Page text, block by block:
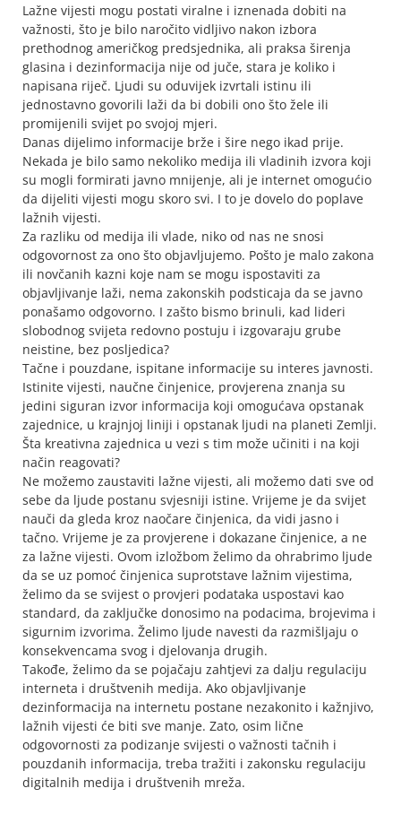
Lažne vijesti mogu postati viralne i iznenada dobiti na
važnosti, što je bilo naročito vidljivo nakon izbora
prethodnog američkog predsjednika, ali praksa širenja
glasina i dezinformacija nije od juče, stara je koliko i
napisana riječ. Ljudi su oduvijek izvrtali istinu ili
jednostavno govorili laži da bi dobili ono što žele ili
promijenili svijet po svojoj mjeri.
Danas dijelimo informacije brže i šire nego ikad prije.
Nekada je bilo samo nekoliko medija ili vladinih izvora koji
su mogli formirati javno mnijenje, ali je internet omogućio
da dijeliti vijesti mogu skoro svi. I to je dovelo do poplave
lažnih vijesti.
Za razliku od medija ili vlade, niko od nas ne snosi
odgovornost za ono što objavljujemo. Pošto je malo zakona
ili novčanih kazni koje nam se mogu ispostaviti za
objavljivanje laži, nema zakonskih podsticaja da se javno
ponašamo odgovorno. I zašto bismo brinuli, kad lideri
slobodnog svijeta redovno postuju i izgovaraju grube
neistine, bez posljedica?
Tačne i pouzdane, ispitane informacije su interes javnosti.
Istinite vijesti, naučne činjenice, provjerena znanja su
jedini siguran izvor informacija koji omogućava opstanak
zajednice, u krajnjoj liniji i opstanak ljudi na planeti Zemlji.
Šta kreativna zajednica u vezi s tim može učiniti i na koji
način reagovati?
Ne možemo zaustaviti lažne vijesti, ali možemo dati sve od
sebe da ljude postanu svjesniji istine. Vrijeme je da svijet
nauči da gleda kroz naočare činjenica, da vidi jasno i
tačno. Vrijeme je za provjerene i dokazane činjenice, a ne
za lažne vijesti. Ovom izložbom želimo da ohrabrimo ljude
da se uz pomoć činjenica suprotstave lažnim vijestima,
želimo da se svijest o provjeri podataka uspostavi kao
standard, da zaključke donosimo na podacima, brojevima i
sigurnim izvorima. Želimo ljude navesti da razmišljaju o
konsekvencama svog i djelovanja drugih.
Takođe, želimo da se pojačaju zahtjevi za dalju regulaciju
interneta i društvenih medija. Ako objavljivanje
dezinformacija na internetu postane nezakonito i kažnjivo,
lažnih vijesti će biti sve manje. Zato, osim lične
odgovornosti za podizanje svijesti o važnosti tačnih i
pouzdanih informacija, treba tražiti i zakonsku regulaciju
digitalnih medija i društvenih mreža.